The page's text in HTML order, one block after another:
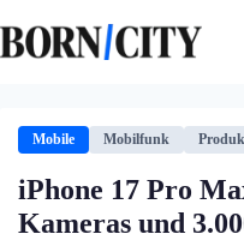
Inhalt
springen
Mobile Mobilfunk
iPhone 17 Pro
Kameras und